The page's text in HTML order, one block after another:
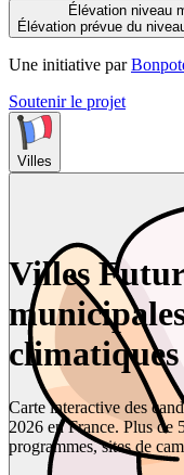
Élévation niveau
Élévation prévue du
Une initiative par
Soutenir le projet
Villes
Villes
climatiques
Carte interactive des
2026 en France. Plus de
programmes, sites de